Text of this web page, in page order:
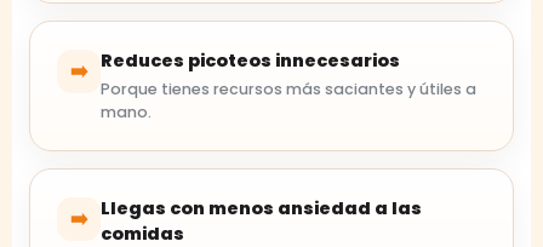
➡️ Reduces picoteos innecesarios
Porque tienes recursos más saciantes y útiles a
mano.
➡️ Llegas con menos ansiedad a las
comidas